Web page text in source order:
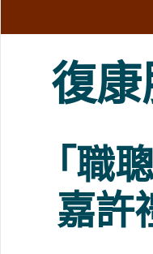
復
｢職
嘉許